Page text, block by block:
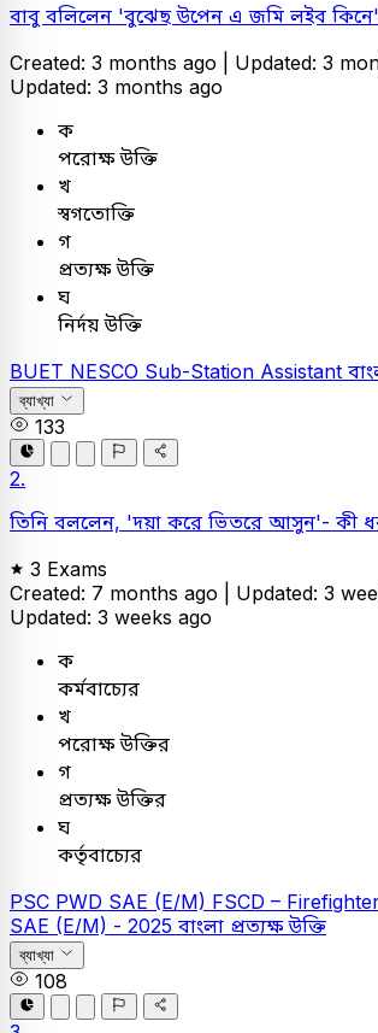
বাবু বলিলেন 'বুঝেছ উপেন এ জমি লইব
Created: 3 months ago | Updated: 3
Updated: 3 months ago
ক
পরোক্ষ উক্তি
খ
স্বগতোক্তি
গ
প্রত্যক্ষ উক্তি
ঘ
নির্দয় উক্তি
BUET NESCO Sub-Station Assistant
ব্যাখ্যা
133
2.
তিনি বললেন, 'দয়া করে ভিতরে আসুন'- কী
3 Exams
Created: 7 months ago | Updated: 3
Updated: 3 weeks ago
ক
কর্মবাচ্যের
খ
পরোক্ষ উক্তির
গ
প্রত্যক্ষ উক্তির
ঘ
কর্তৃবাচ্যের
PSC PWD SAE (E/M) FSCD –
SAE (E/M) - 2025 বাংলা প্রত্যক্ষ উক্তি
ব্যাখ্যা
108